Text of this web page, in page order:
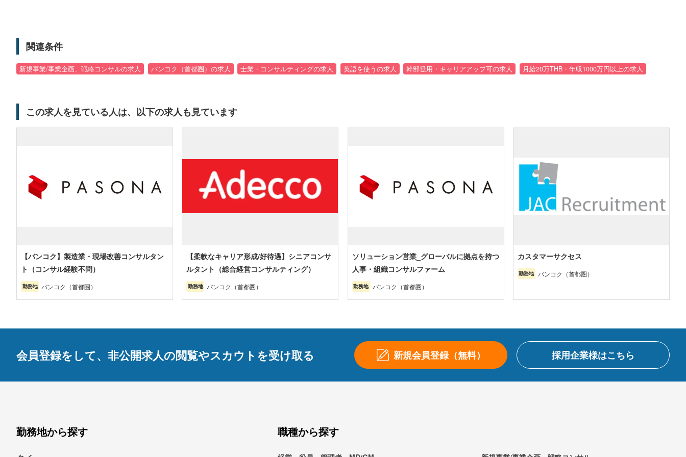
関連条件
新規事業/事業企画、戦略コンサルの求人 バンコク（首都圏）の求人 士業・コンサルティングの求人 英語を使うの求人 幹部登用・キャリアアップ可の求人 月給20万THB・年収1000万円以上の求人
この求人を見ている人は、以下の求人も見ています
【バンコク】製造業・現場改善コンサルタン
ト（コンサル経験不問）
勤務地 バンコク（首都圏）
【柔軟なキャリア形成/好待遇】シニアコンサ
ルタント（総合経営コンサルティング）
勤務地 バンコク（首都圏）
ソリューション営業_グローバルに拠点を持つ
人事・組織コンサルファーム
勤務地 バンコク（首都圏）
カスタマーサクセス
勤務地 バンコク（首都圏）
会員登録をして、非公開求人の閲覧やスカウトを受け取る 新規会員登録（無料） 採用企業様はこちら
勤務地から探す 職種から探す